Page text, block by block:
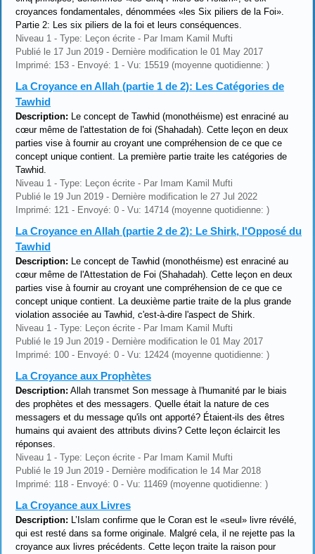
croyances fondamentales, dénommées «les Six piliers de la Foi».
Partie 2: Les six piliers de la foi et leurs conséquences.
Niveau 1 - Type: Leçon écrite - Par Imam Kamil Mufti
Publié le 17 Jun 2019 - Dernière modification le 01 May 2017
Imprimé: 153 - Envoyé: 1 - Vu: 15519 (moyenne quotidienne: )
La Croyance en Allah (partie 1 de 2): Les Catégories de
Tawhid
Description: Le concept de Tawhid (monothéisme) est enraciné au
cœur même de l'attestation de foi (Shahadah). Cette leçon en deux
parties vise à fournir au croyant une compréhension de ce que ce
concept unique contient. La première partie traite les catégories de
Tawhid.
Niveau 1 - Type: Leçon écrite - Par Imam Kamil Mufti
Publié le 19 Jun 2019 - Dernière modification le 27 Jul 2022
Imprimé: 121 - Envoyé: 0 - Vu: 14714 (moyenne quotidienne: )
La Croyance en Allah (partie 2 de 2): Le Shirk, l'Opposé du
Tawhid
Description: Le concept de Tawhid (monothéisme) est enraciné au
cœur même de l'Attestation de Foi (Shahadah). Cette leçon en deux
parties vise à fournir au croyant une compréhension de ce que ce
concept unique contient. La deuxième partie traite de la plus grande
violation associée au Tawhid, c'est-à-dire l'aspect de Shirk.
Niveau 1 - Type: Leçon écrite - Par Imam Kamil Mufti
Publié le 19 Jun 2019 - Dernière modification le 01 May 2017
Imprimé: 100 - Envoyé: 0 - Vu: 12424 (moyenne quotidienne: )
La Croyance aux Prophètes
Description: Allah transmet Son message à l'humanité par le biais
des prophètes et des messagers. Quelle était la nature de ces
messagers et du message qu'ils ont apporté? Étaient-ils des êtres
humains qui avaient des attributs divins? Cette leçon éclaircit les
réponses.
Niveau 1 - Type: Leçon écrite - Par Imam Kamil Mufti
Publié le 19 Jun 2019 - Dernière modification le 14 Mar 2018
Imprimé: 118 - Envoyé: 0 - Vu: 11469 (moyenne quotidienne: )
La Croyance aux Livres
Description: L’Islam confirme que le Coran est le «seul» livre révélé,
qui est resté dans sa forme originale. Malgré cela, il ne rejette pas la
croyance aux livres précédents. Cette leçon traite la raison pour